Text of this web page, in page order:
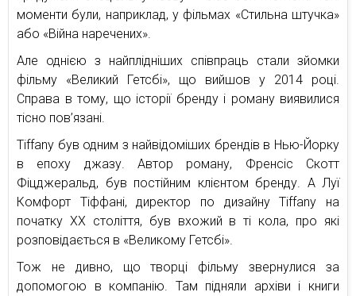
моменти були, наприклад, у фільмах «Стильна штучка»
або «Війна наречених».
Але однією з найплідніших співпраць стали зйомки
фільму «Великий Гетсбі», що вийшов у 2014 році.
Справа в тому, що історії бренду і роману виявилися
тісно пов’язані.
Tiffany був одним з найвідоміших брендів в Нью-Йорку
в епоху джазу. Автор роману, Френсіс Скотт
Фіцджеральд, був постійним клієнтом бренду. А Луї
Комфорт Тіффані, директор по дизайну Tiffany на
початку XX століття, був вхожий в ті кола, про які
розповідається в «Великому Гетсбі».
Тож не дивно, що творці фільму звернулися за
допомогою в компанію. Там підняли архіви і книги